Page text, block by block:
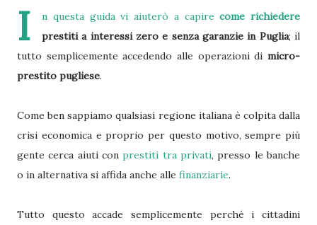
I n questa guida vi aiuterò a capirecome richiedere
prestiti a interessi zero e senza garanzie in Puglia; il
tutto semplicemente accedendo alle operazioni di micro-
prestito pugliese.
Come ben sappiamo qualsiasi regione italiana è colpita dalla
crisi economica e proprio per questo motivo, sempre più
gente cerca aiuti conprestiti tra privati, presso le banche
o in alternativa si affida anche alle finanziarie.
Tutto questo accade semplicemente perché i cittadini